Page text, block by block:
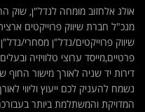
אולג אלחזוב מומחה לנדל"ן, שוק
מנכ"ל חברת שיווק פרוייקטים
שיווק פרוייקטים/נדל"ן מסחרי/
פרטיים,מייסד ערוצי טלוויזיה
דירות יד שניה לאורך מישור החוף
נשמח להעניק לכם ייעוץ וליווי
המדויקת והמשתלמת ביותר